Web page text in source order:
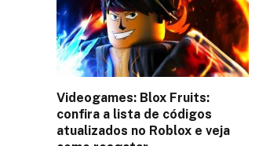
Videogames: Blox Fruits:
confira a lista de códigos
atualizados no Roblox e veja